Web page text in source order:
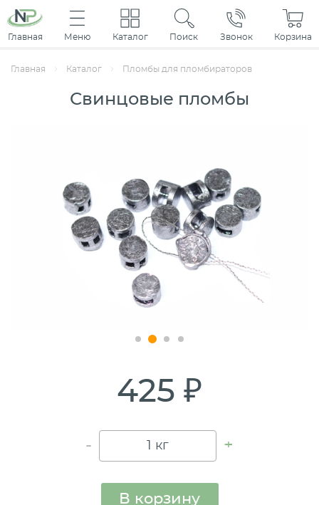
Главная Меню Каталог Поиск Звонок Корзина
Главная Каталог Пломбы для пломбираторов
Свинцовые пломбы
425 ₽
- +
В корзину